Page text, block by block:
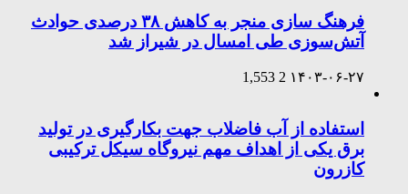
فرهنگ سازی منجر به کاهش ۳۸ درصدی حوادث
آتش‌سوزی طی امسال در شیراز شد
۱۴۰۳-۰۶-۲۷ 2
1,553
استفاده از آب فاضلاب جهت بکارگیری در تولید
برق یکی از اهداف مهم نیروگاه سیکل ترکیبی
کازرون